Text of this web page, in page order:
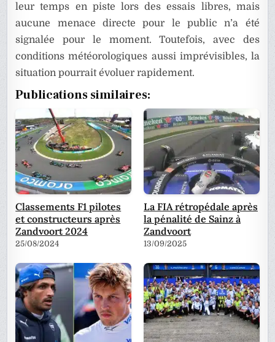
leur temps en piste lors des essais libres, mais
aucune menace directe pour le public n’a été
signalée pour le moment. Toutefois, avec des
conditions météorologiques aussi imprévisibles, la
situation pourrait évoluer rapidement.
Publications similaires:
Classements F1 pilotes
et constructeurs après
Zandvoort 2024
25/08/2024
La FIA rétropédale après
la pénalité de Sainz à
Zandvoort
13/09/2025